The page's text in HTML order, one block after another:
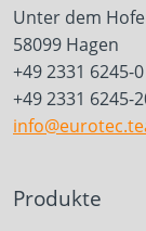
Unter dem
58099 Hagen
+49 2331 6245-0
+49 2331 6245-
Produkte